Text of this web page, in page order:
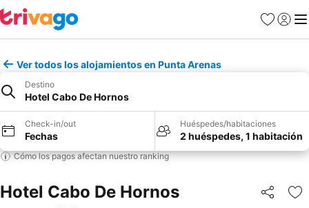
Favoritos
Iniciar
Ver todos los alojamientos en Punta Arenas
Destino
Hotel Cabo De Hornos
Check-in/out
Fechas
Huéspedes/habitaciones
2 huéspedes, 1 habitación
Cómo los pagos afectan nuestro ranking
Hotel Cabo De Hornos Compartir